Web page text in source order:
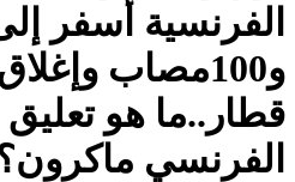
قطار..ما هو
الفرنسي